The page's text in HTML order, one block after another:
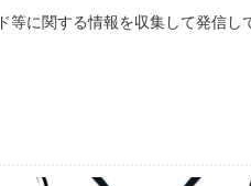
に関する情報を収集して発信し